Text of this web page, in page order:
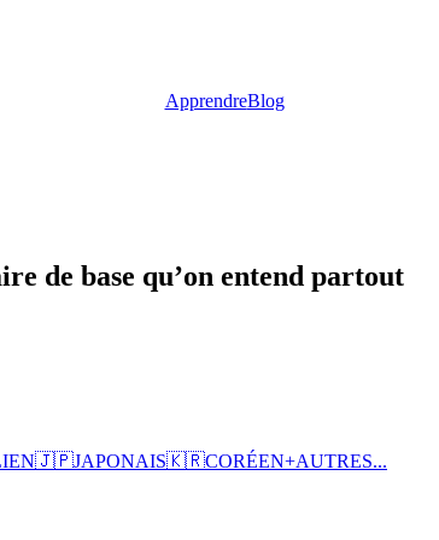
ApprendreBlog
de base qu’on entend partout
🇯🇵JAPONAIS🇰🇷CORÉEN+AUTRES...